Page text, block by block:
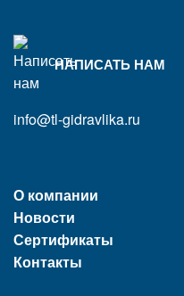
НАПИСАТЬ НАМ
info@tl-gidravlika.ru
О компании
Новости
Сертификаты
Контакты